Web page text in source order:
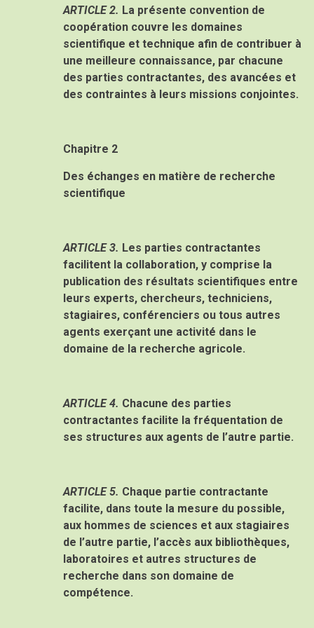
ARTICLE 2. La présente convention de
coopération couvre les domaines
scientifique et technique afin de contribuer à
une meilleure connaissance, par chacune
des parties contractantes, des avancées et
des contraintes à leurs missions conjointes.
Chapitre 2
Des échanges en matière de recherche
scientifique
ARTICLE 3. Les parties contractantes
facilitent la collaboration, y comprise la
publication des résultats scientifiques entre
leurs experts, chercheurs, techniciens,
stagiaires, conférenciers ou tous autres
agents exerçant une activité dans le
domaine de la recherche agricole.
ARTICLE 4. Chacune des parties
contractantes facilite la fréquentation de
ses structures aux agents de l’autre partie.
ARTICLE 5. Chaque partie contractante
facilite, dans toute la mesure du possible,
aux hommes de sciences et aux stagiaires
de l’autre partie, l’accès aux bibliothèques,
laboratoires et autres structures de
recherche dans son domaine de
compétence.